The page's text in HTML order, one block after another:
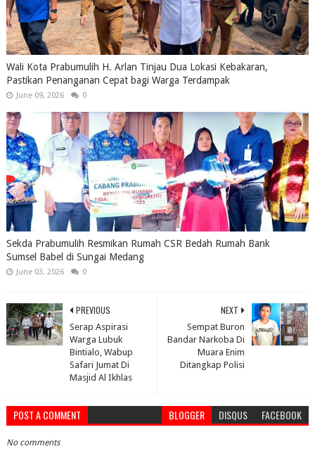
Wali Kota Prabumulih H. Arlan Tinjau Dua Lokasi Kebakaran,
Pastikan Penanganan Cepat bagi Warga Terdampak
June 09, 2026 0
Sekda Prabumulih Resmikan Rumah CSR Bedah Rumah Bank
Sumsel Babel di Sungai Medang
June 03, 2026 0
NEXT
Sempat Buron
Bandar Narkoba Di
Muara Enim
Ditangkap Polisi
PREVIOUS
Serap Aspirasi
Warga Lubuk
Bintialo, Wabup
Safari Jumat Di
Masjid Al Ikhlas
POST A COMMENT BLOGGER DISQUS FACEBOOK
No comments